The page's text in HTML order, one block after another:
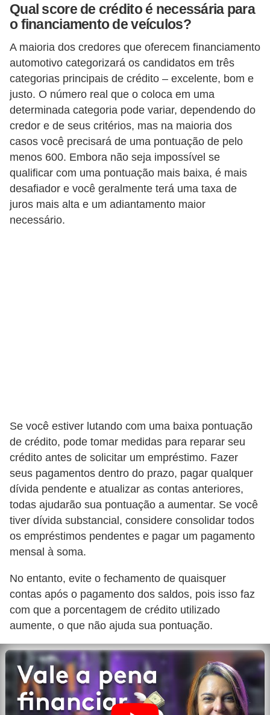
Qual score de crédito é necessária para
o financiamento de veículos?
A maioria dos credores que oferecem financiamento
automotivo categorizará os candidatos em três
categorias principais de crédito – excelente, bom e
justo. O número real que o coloca em uma
determinada categoria pode variar, dependendo do
credor e de seus critérios, mas na maioria dos
casos você precisará de uma pontuação de pelo
menos 600. Embora não seja impossível se
qualificar com uma pontuação mais baixa, é mais
desafiador e você geralmente terá uma taxa de
juros mais alta e um adiantamento maior
necessário.
Se você estiver lutando com uma baixa pontuação
de crédito, pode tomar medidas para reparar seu
crédito antes de solicitar um empréstimo. Fazer
seus pagamentos dentro do prazo, pagar qualquer
dívida pendente e atualizar as contas anteriores,
todas ajudarão sua pontuação a aumentar. Se você
tiver dívida substancial, considere consolidar todos
os empréstimos pendentes e pagar um pagamento
mensal à soma.
No entanto, evite o fechamento de quaisquer
contas após o pagamento dos saldos, pois isso faz
com que a porcentagem de crédito utilizado
aumente, o que não ajuda sua pontuação.
a
l
t
e
r
n
a
t
i
v
o
T
l
o
s
e
l
é
t
r
c
o
s
e
h
í
b